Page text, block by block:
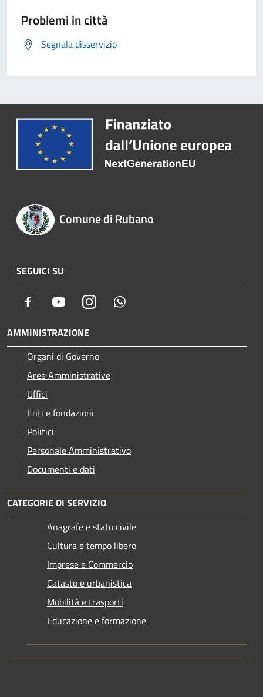
Problemi in città
Segnala disservizio
Comune di Rubano
SEGUICI SU
Facebook YoutubeInstagram
AMMINISTRAZIONE
Organi di Governo
Aree Amministrative
Uffici
Enti e fondazioni
Politici
Personale Amministrativo
Documenti e dati
CATEGORIE DI SERVIZIO
Anagrafe e stato civile
Cultura e tempo libero
Imprese e Commercio
Catasto e urbanistica
Mobilità e trasporti
Educazione e formazione